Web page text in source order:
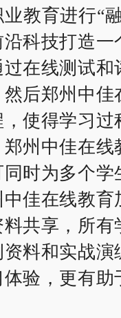
教育进行“
科技打造一
在线测试和
后郑州中佳
使得学习过
州中佳在线
时为多个学
佳在线教育
共享，所有
料和实战演
验，更有助